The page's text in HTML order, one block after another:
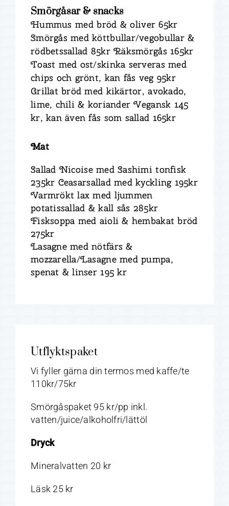
Smörgåsar & snacks
Hummus med bröd & oliver 65kr
Smörgås med köttbullar/vegobullar &
rödbetssallad 85krRäksmörgås 165kr
Toast med ost/skinka serveras med
chips och grönt, kan fås veg 95kr
Grillat bröd med kikärtor, avokado,
lime, chili & koriander Vegansk 145
kr, kan även fås som sallad 165kr
Mat
Sallad Nicoise med Sashimi tonfisk
235kr Ceasarsallad med kyckling 195kr
Varmrökt lax med ljummen
potatissallad & kall sås 285kr
Fisksoppa med aioli & hembakat bröd
275kr
Lasagne med nötfärs &
mozzarella/Lasagne med pumpa,
spenat & linser 195 kr
Utflyktspaket
Vi fyller gärna din termos med kaffe/te
110kr/75kr
Smörgåspaket 95 kr/pp inkl.
vatten/juice/alkoholfri/lättöl
Dryck
Mineralvatten 20 kr
Läsk 25 kr